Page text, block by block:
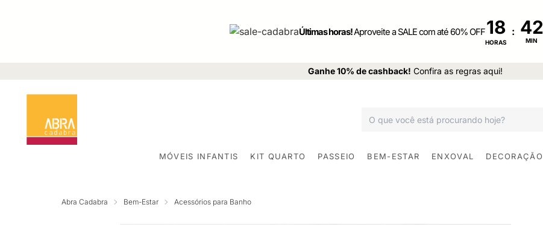
Últimas horas!Aproveite a SALE com até 60% OFF18
HORAS
:
MIN
Ganhe 10% de cashback! Confira as regras aqui!
MÓVEIS INFANTIS KIT QUARTO PASSEIO BEM-ESTAR ENXOVAL DECORAÇÃO
Abra Cadabra Bem-Estar Acessórios para Banho